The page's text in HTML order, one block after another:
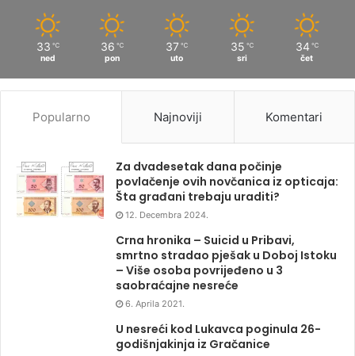
33 ℃
ned
36 ℃
pon
37 ℃
uto
35 ℃
sri
34 ℃
čet
Popularno Najnoviji Komentari
Za dvadesetak dana počinje
povlačenje ovih novčanica iz opticaja:
Šta građani trebaju uraditi?
12. Decembra 2024.
Crna hronika – Suicid u Pribavi,
smrtno stradao pješak u Doboj Istoku
– Više osoba povrijeđeno u 3
saobraćajne nesreće
6. Aprila 2021.
U nesreći kod Lukavca poginula 26-
godišnjakinja iz Gračanice